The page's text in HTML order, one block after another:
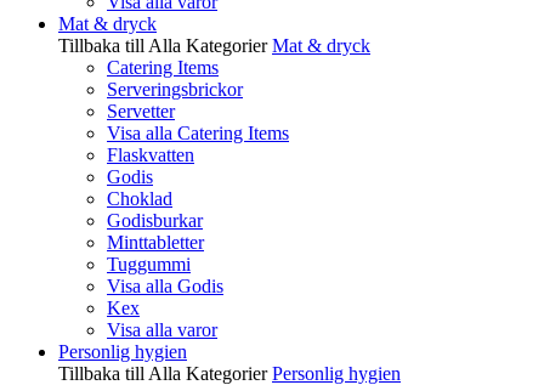
Mat & dryck
Tillbaka till Alla Kategorier Mat & dryck
Catering Items
Serveringsbrickor
Servetter
Visa alla Catering Items
Flaskvatten
Godis
Choklad
Godisburkar
Minttabletter
Tuggummi
Visa alla Godis
Kex
Visa alla varor
Personlig hygien
Tillbaka till Alla Kategorier Personlig hygien